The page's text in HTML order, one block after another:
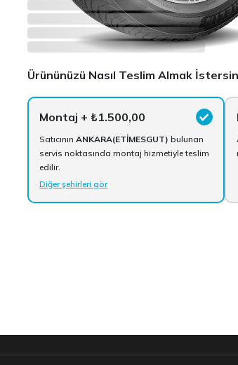
Ürününüzü Nasıl Teslim Almak
Montaj + ₺1.500,00
SatıcınınANKARA(ETİMESGUT) bulunan
servis noktasında montaj hizmetiyle teslim
edilir.
Diğer şehirleri gör